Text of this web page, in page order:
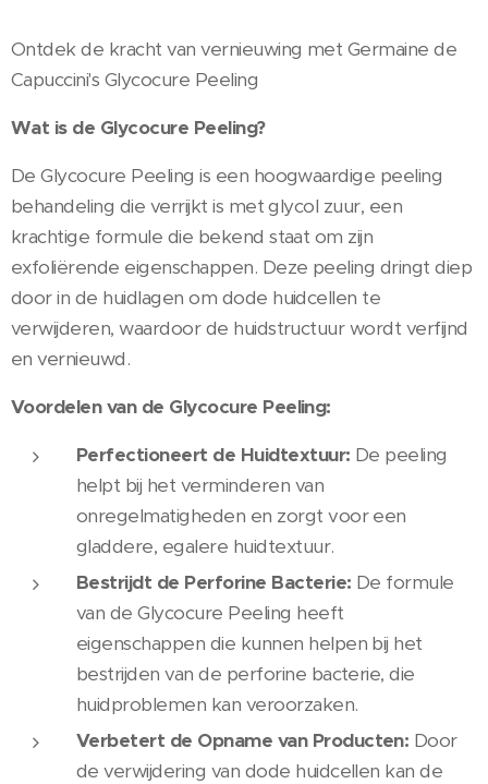
Ontdek de kracht van vernieuwing met Germaine de
Capuccini's Glycocure Peeling
Wat is de Glycocure Peeling?
De Glycocure Peeling is een hoogwaardige peeling
behandeling die verrijkt is met glycol zuur, een
krachtige formule die bekend staat om zijn
exfoliërende eigenschappen. Deze peeling dringt diep
door in de huidlagen om dode huidcellen te
verwijderen, waardoor de huidstructuur wordt verfijnd
en vernieuwd.
Voordelen van de Glycocure Peeling:
Perfectioneert de Huidtextuur: De peeling
helpt bij het verminderen van
onregelmatigheden en zorgt voor een
gladdere, egalere huidtextuur.
Bestrijdt de Perforine Bacterie: De formule
van de Glycocure Peeling heeft
eigenschappen die kunnen helpen bij het
bestrijden van de perforine bacterie, die
huidproblemen kan veroorzaken.
Verbetert de Opname van Producten: Door
de verwijdering van dode huidcellen kan de